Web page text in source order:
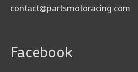
contact@partsmotoracing.com
Facebook